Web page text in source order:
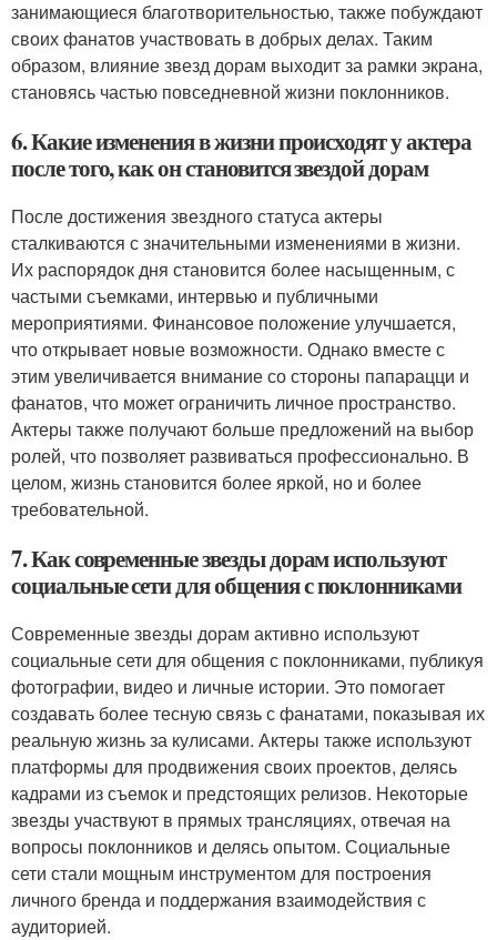
занимающиеся благотворительностью, также побуждают
своих фанатов участвовать в добрых делах. Таким
образом, влияние звезд дорам выходит за рамки экрана,
становясь частью повседневной жизни поклонников.
6. Какие изменения в жизни происходят у актера
после того, как он становится звездой дорам
После достижения звездного статуса актеры
сталкиваются с значительными изменениями в жизни.
Их распорядок дня становится более насыщенным, с
частыми съемками, интервью и публичными
мероприятиями. Финансовое положение улучшается,
что открывает новые возможности. Однако вместе с
этим увеличивается внимание со стороны папарацци и
фанатов, что может ограничить личное пространство.
Актеры также получают больше предложений на выбор
ролей, что позволяет развиваться профессионально. В
целом, жизнь становится более яркой, но и более
требовательной.
7. Как современные звезды дорам используют
социальные сети для общения с поклонниками
Современные звезды дорам активно используют
социальные сети для общения с поклонниками, публикуя
фотографии, видео и личные истории. Это помогает
создавать более тесную связь с фанатами, показывая их
реальную жизнь за кулисами. Актеры также используют
платформы для продвижения своих проектов, делясь
кадрами из съемок и предстоящих релизов. Некоторые
звезды участвуют в прямых трансляциях, отвечая на
вопросы поклонников и делясь опытом. Социальные
сети стали мощным инструментом для построения
личного бренда и поддержания взаимодействия с
аудиторией.